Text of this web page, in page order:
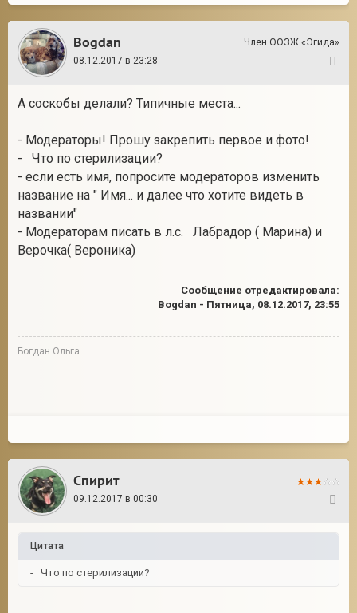
Bogdan
Член ООЗЖ «Эгида»
08.12.2017 в 23:28
А соскобы делали? Типичные места...
- Модераторы! Прошу закрепить первое и фото!
- Что по стерилизации?
- если есть имя, попросите модераторов изменить
название на " Имя... и далее что хотите видеть в
названии"
- Модераторам писать в л.с. Лабрадор ( Марина) и
Верочка( Вероника)
Сообщение отредактировала:
Bogdan - Пятница, 08.12.2017, 23:55
Богдан Ольга
Спирит
09.12.2017 в 00:30
Цитата
- Что по стерилизации?